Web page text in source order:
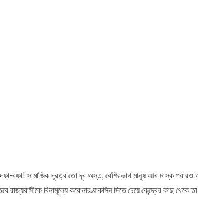
দফা-রফা! সামাজিক দূরত্ব তো দূর অস্ত, বেশিরভাগ মানুষ আর মাস্ক
বিনামূল্যে করোনার ভ্য়াকসিন দিতে চেয়ে কেন্দ্রের কাছ থেকে